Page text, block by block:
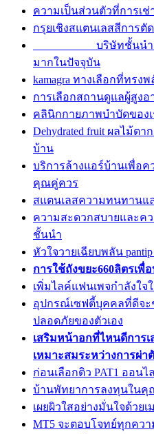
ความเป็นส่วนตัวที่การเ
กรุยเชิงสแตนเลสสีการ
บริษัทชั้นนำ รับจัด
มากในปัจจุบัน
kamagra ทางเลือกที่ทรง
การเลือกสถานดูแลผู้สูง
คลินิกกายภาพบำบัดของ
Dehydrated fruit ผลไม้
บ้าน
บริการล้างแอร์บ้านเพื่อ
คุณคู่ควร
สแตนเลสความทนทานแ
ความสะดวกสบายและ
ชั้นนำ
หัวใจวายเฉียบพลัน
การใช้ถังขยะ660ลิตรเ
เพิ่มไลค์แฟนเพจกำลังใ
อุปกรณ์เซฟตี้บุคคลที่ดีจ
ปลอดภัยของตัวเอง
เสริมหน้าอกที่ไหนดีการ
เหมาะสมระหว่างการผ่า
ก่อนเลือกติว PAT1 ออนไ
บ้านพัทยาการลงทุนใน
เผยผิวใสอย่างมั่นใจด้วย
MT5 จะตอบโจทย์ทุกคว